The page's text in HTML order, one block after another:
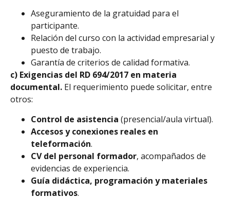
Aseguramiento de la gratuidad para el
participante.
Relación del curso con la actividad empresarial y
puesto de trabajo.
Garantía de criterios de calidad formativa.
c) Exigencias del RD 694/2017 en materia
documental. El requerimiento puede solicitar, entre
otros:
Control de asistencia (presencial/aula virtual).
Accesos y conexiones reales en
teleformación.
CV del personal formador, acompañados de
evidencias de experiencia.
Guía didáctica, programación y materiales
formativos.